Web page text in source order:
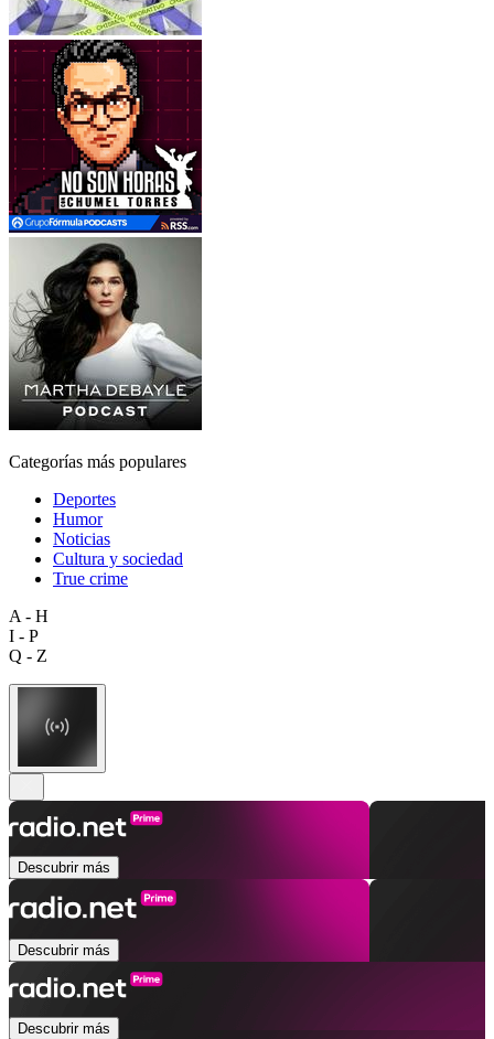
Categorías más populares
Deportes
Humor
Noticias
Cultura y sociedad
True crime
A - H
I - P
Q - Z
Descubrir más
Descubrir más
Descubrir más